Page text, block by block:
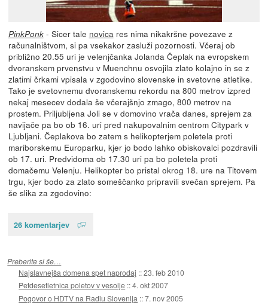
PinkPonk- Sicer tale novicares nima nikakršne povezave z
računalništvom, si pa vsekakor zasluži pozornosti. Včeraj ob
približno 20.55 uri je velenjčanka Jolanda Čeplak na evropskem
dvoranskem prvenstvu v Muenchnu osvojila zlato kolajno in se z
zlatimi črkami vpisala v zgodovino slovenske in svetovne atletike.
Tako je svetovnemu dvoranskemu rekordu na 800 metrov izpred
nekaj mesecev dodala še včerajšnjo zmago, 800 metrov na
prostem. Priljubljena Joli se v domovino vrača danes, sprejem za
navijače pa bo ob 16. uri pred nakupovalnim centrom Citypark v
Ljubljani. Čeplakova bo zatem s helikopterjem poletela proti
mariborskemu Europarku, kjer jo bodo lahko obiskovalci pozdravili
ob 17. uri. Predvidoma ob 17.30 uri pa bo poletela proti
domačemu Velenju. Helikopter bo pristal okrog 18. ure na Titovem
trgu, kjer bodo za zlato someščanko pripravili svečan sprejem. Pa
še slika za zgodovino:
26 komentarjev
Preberite si še…
Najslavnejša domena spet naprodaj ::23. feb 2010
Petdesetletnica poletov v vesolje ::4. okt 2007
Pogovor o HDTV na Radiu Slovenija ::7. nov 2005